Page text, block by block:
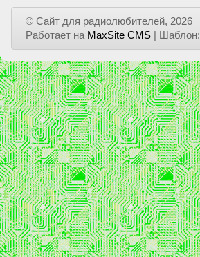
© Сайт для радиолюбителей, 2026
Работает на MaxSite CMS | Шаблон: